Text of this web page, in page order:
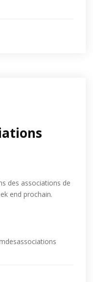
des associations de
end prochain.